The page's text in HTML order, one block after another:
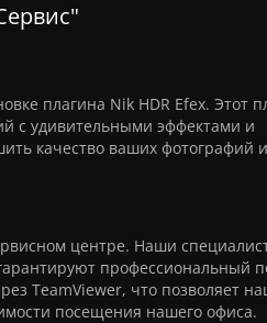
плагина Nik HDR Efex. Этот
с удивительными эффектами и
качество ваших фотографий
центре. Наши
профессиональный
TeamViewer, что позволяет
посещения нашего офиса.